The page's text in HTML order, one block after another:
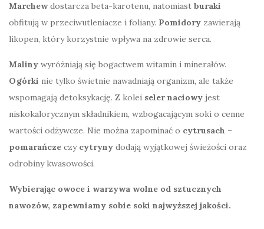
Marchew dostarcza beta-karotenu, natomiast buraki
obfitują w przeciwutleniacze i foliany. Pomidory zawierają
likopen, który korzystnie wpływa na zdrowie serca.
Maliny wyróżniają się bogactwem witamin i minerałów.
Ogórki nie tylko świetnie nawadniają organizm, ale także
wspomagają detoksykację. Z kolei seler naciowy jest
niskokalorycznym składnikiem, wzbogacającym soki o cenne
wartości odżywcze. Nie można zapominać o cytrusach –
pomarańcze czy cytryny dodają wyjątkowej świeżości oraz
odrobiny kwasowości.
Wybierając owoce i warzywa wolne od sztucznych
nawozów, zapewniamy sobie soki najwyższej jakości.